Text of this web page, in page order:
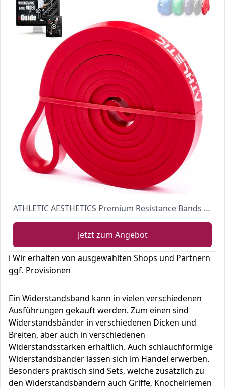
ATHLETIC AESTHETICS Premium Resistance Bands - Widerstandsbänder (als Fitnessband und Fitnessbänder Set) + PDF Guide - Klimmzugband, Widerstandsband, Fitness Band, Gummiband für Sport & Training
Jetzt zum Angebot
ℹ️ Wir erhalten von ausgewählten Shops und Partnern
ggf. Provisionen
Ein Widerstandsband kann in vielen verschiedenen
Ausführungen gekauft werden. Zum einen sind
Widerstandsbänder in verschiedenen Dicken und
Breiten, aber auch in verschiedenen
Widerstandsstärken erhältlich. Auch schlauchförmige
Widerstandsbänder lassen sich im Handel erwerben.
Besonders praktisch sind Sets, welche zusätzlich zu
den Widerstandsbändern auch Griffe, Knöchelriemen